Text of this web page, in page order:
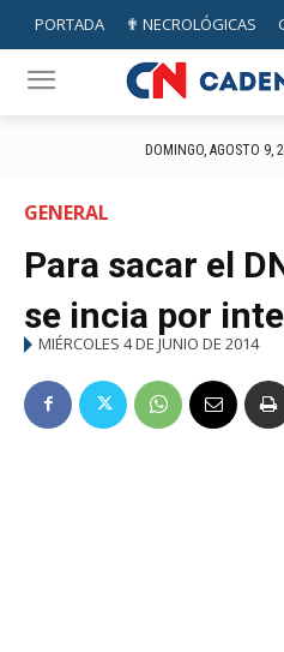
PORTADA ✟ NECROLÓGICAS
DOMINGO, AGOSTO 9,
GENERAL
Para sacar el
se incia por
MIÉRCOLES 4 DE JUNIO DE 2014